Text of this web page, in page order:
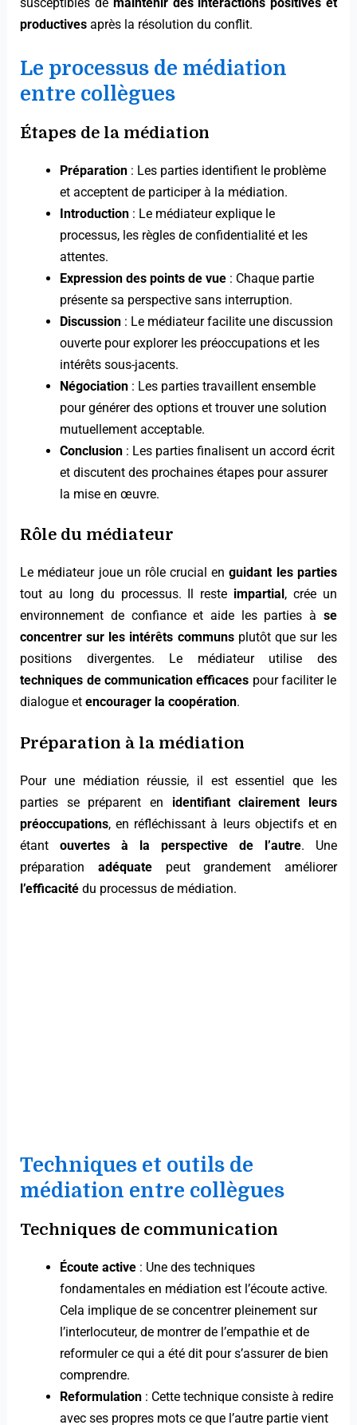
productives après la résolution du conflit.
Le processus de médiation
entre collègues
Étapes de la médiation
Préparation: Les parties identifient le problème
et acceptent de participer à la médiation.
Introduction: Le médiateur explique le
processus, les règles de confidentialité et les
attentes.
Expression des points de vue: Chaque partie
présente sa perspective sans interruption.
Discussion: Le médiateur facilite une discussion
ouverte pour explorer les préoccupations et les
intérêts sous-jacents.
Négociation: Les parties travaillent ensemble
pour générer des options et trouver une solution
mutuellement acceptable.
Conclusion: Les parties finalisent un accord écrit
et discutent des prochaines étapes pour assurer
la mise en œuvre.
Rôle du médiateur
Le médiateur joue un rôle crucial enguidant les parties
tout au long du processus. Il reste impartial, crée un
environnement de confiance et aide les parties à se
concentrer sur les intérêts communsplutôt que sur les
positions divergentes. Le médiateur utilise des
techniques de communication efficaces pour faciliter le
dialogue etencourager la coopération.
Préparation à la médiation
Pour une médiation réussie, il est essentiel que les
parties se préparent en identifiant clairement leurs
préoccupations, en réfléchissant à leurs objectifs et en
étantouvertes à la perspective de l’autre. Une
préparation adéquatepeut grandement améliorer
l’efficacité du processus de médiation.
Techniques et outils de
médiation entre collègues
Techniques de communication
Écoute active: Une des techniques
fondamentales en médiation est l’écoute active.
Cela implique de se concentrer pleinement sur
l’interlocuteur, de montrer de l’empathie et de
reformuler ce qui a été dit pour s’assurer de bien
comprendre.
Reformulation: Cette technique consiste à redire
avec ses propres mots ce que l’autre partie vient